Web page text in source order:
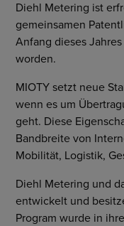
Diehl Metering ist
gemeinsamen
Anfang dieses
worden.
MIOTY setzt neue
wenn es um
geht. Diese
Bandbreite von
Mobilität, Logistik,
Diehl Metering und
entwickelt und
Program wurde in